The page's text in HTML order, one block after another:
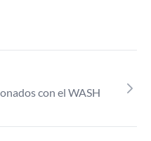
con el WASH